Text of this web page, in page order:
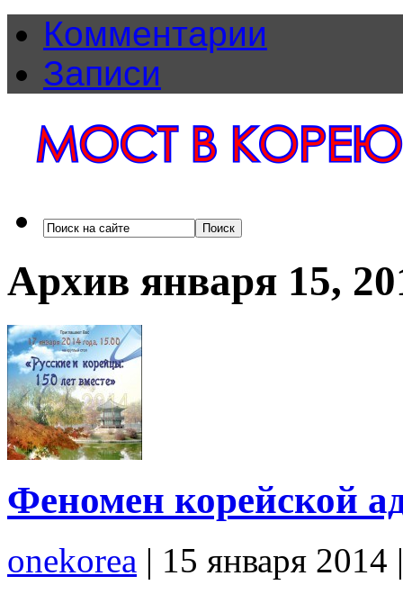
Комментарии
Записи
Архив января 15,
Феномен корейской
onekorea | 15 января 2014